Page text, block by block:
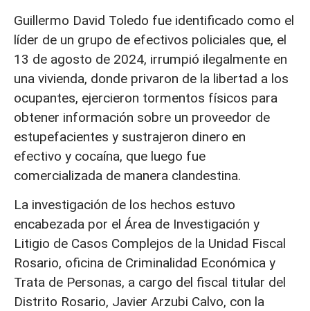
Guillermo David Toledo fue identificado como el
líder de un grupo de efectivos policiales que, el
13 de agosto de 2024, irrumpió ilegalmente en
una vivienda, donde privaron de la libertad a los
ocupantes, ejercieron tormentos físicos para
obtener información sobre un proveedor de
estupefacientes y sustrajeron dinero en
efectivo y cocaína, que luego fue
comercializada de manera clandestina.
La investigación de los hechos estuvo
encabezada por el Área de Investigación y
Litigio de Casos Complejos de la Unidad Fiscal
Rosario, oficina de Criminalidad Económica y
Trata de Personas, a cargo del fiscal titular del
Distrito Rosario, Javier Arzubi Calvo, con la